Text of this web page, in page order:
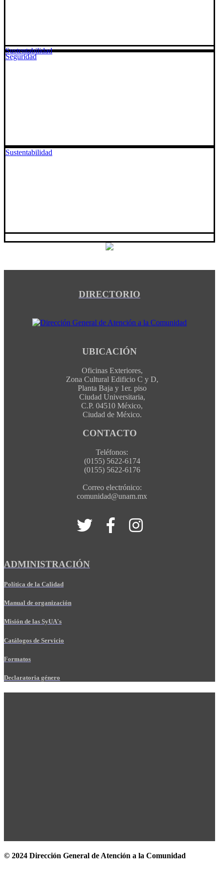
Seguridad
Sustentabilidad
Sustentabilidad
DIRECTORIO
UBICACIÓN
Oficinas Exteriores,
Zona Cultural Edificio C y D,
Planta Baja y 1er. piso
Ciudad Universitaria,
C.P. 04510 México,
Ciudad de México.
CONTACTO
Teléfonos:
(0155) 5622-6174
(0155) 5622-6176
Correo electrónico:
comunidad@unam.mx
ADMINISTRACIÓN
Política de la Calidad
Manual de organización
Misión de las SyUA's
Catálogos de Servicio
Formatos
Declaratoria género
© 2024 Dirección General de Atención a la Comunidad